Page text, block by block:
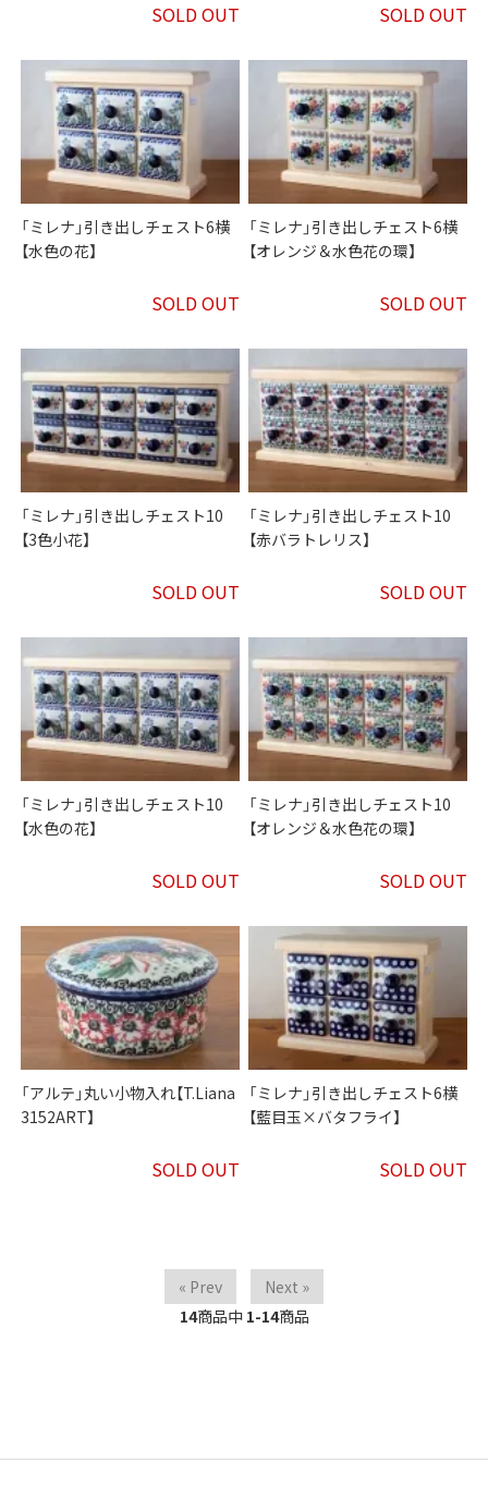
SOLD OUT SOLD OUT
「ミレナ」引き出しチェスト6横
【水色の花】
SOLD OUT
「ミレナ」引き出しチェスト6横
【オレンジ＆水色花の環】
SOLD OUT
「ミレナ」引き出しチェスト10
【3色小花】
SOLD OUT
「ミレナ」引き出しチェスト10
【赤バラトレリス】
SOLD OUT
「ミレナ」引き出しチェスト10
【水色の花】
SOLD OUT
「ミレナ」引き出しチェスト10
【オレンジ＆水色花の環】
SOLD OUT
「アルテ」丸い小物入れ【T.Liana
3152ART】
SOLD OUT
「ミレナ」引き出しチェスト6横
【藍目玉×バタフライ】
SOLD OUT
« Prev
Next »
14商品中 1-14商品